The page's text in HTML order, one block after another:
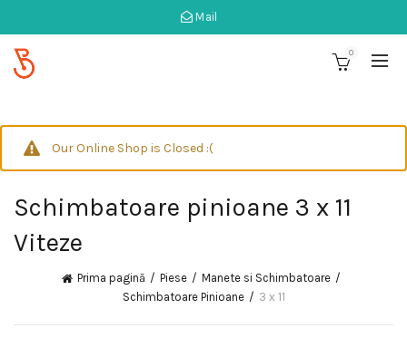
Mail
0
Our Online Shop is Closed :(
Schimbatoare pinioane 3 x 11
Viteze
Prima pagină Piese
Manete si Schimbatoare
Schimbatoare Pinioane
3 x 11